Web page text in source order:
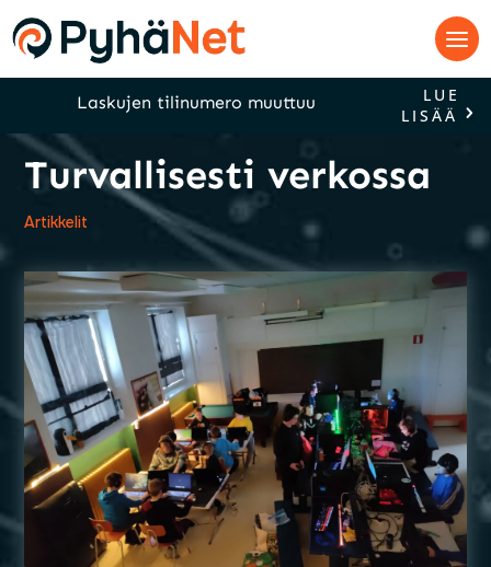
Laskujen tilinumero muuttuu
LUE
LISÄÄ
Turvallisesti verkossa
Artikkelit